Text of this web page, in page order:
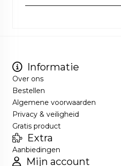
Informatie
Over ons
Bestellen
Algemene voorwaarden
Privacy & veiligheid
Gratis product
Extra
Aanbiedingen
Mijn account